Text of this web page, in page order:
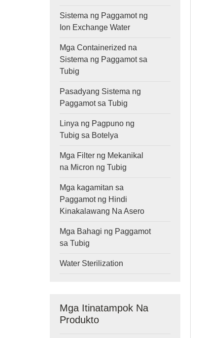
Sistema ng Paggamot ng
Ion Exchange Water
Mga Containerized na
Sistema ng Paggamot sa
Tubig
Pasadyang Sistema ng
Paggamot sa Tubig
Linya ng Pagpuno ng
Tubig sa Botelya
Mga Filter ng Mekanikal
na Micron ng Tubig
Mga kagamitan sa
Paggamot ng Hindi
Kinakalawang Na Asero
Mga Bahagi ng Paggamot
sa Tubig
Water Sterilization
Mga Itinatampok Na
Produkto